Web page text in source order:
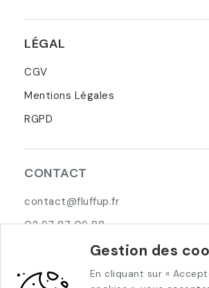
Gestion des
En cliquant sur «
LÉGAL
CGV
Mentions Légales
RGPD
CONTACT
contact@fluffup.fr
02 97 87 09 88
5 Allée Pierre Jolivet
29000 Quimper